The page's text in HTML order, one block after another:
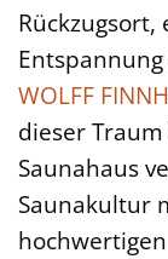
Rückzugsort,
WOLFF
dieser
Saunahaus
Saunakultur